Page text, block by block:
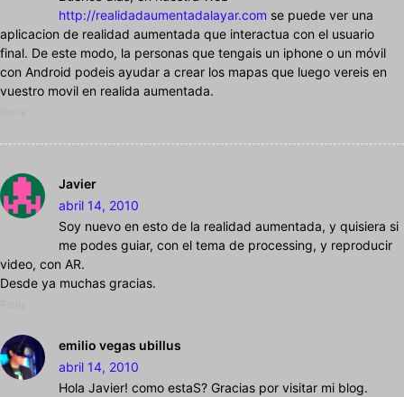
http://realidadaumentadalayar.com se puede ver una
aplicacion de realidad aumentada que interactua con el usuario
final. De este modo, la personas que tengais un iphone o un móvil
con Android podeis ayudar a crear los mapas que luego vereis en
vuestro movil en realida aumentada.
Javier
abril 14, 2010
Soy nuevo en esto de la realidad aumentada, y quisiera si
me podes guiar, con el tema de processing, y reproducir
video, con AR.
Desde ya muchas gracias.
emilio vegas ubillus
abril 14, 2010
Hola Javier! como estaS? Gracias por visitar mi blog.